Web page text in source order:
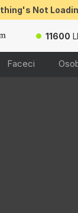
Not
11600
Faceci